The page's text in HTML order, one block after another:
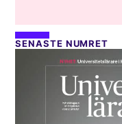
SENASTE NUMRET